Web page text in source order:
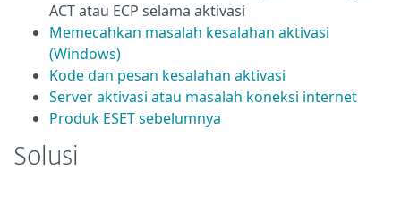
ACT atau ECP selama aktivasi
Memecahkan masalah kesalahan aktivasi
(Windows)
Kode dan pesan kesalahan aktivasi
Server aktivasi atau masalah koneksi internet
Produk ESET sebelumnya
Solusi